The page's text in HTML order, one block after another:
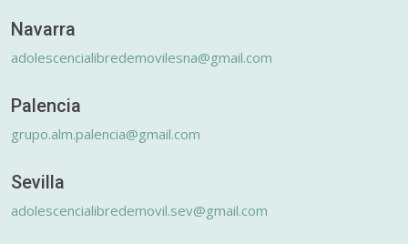
Navarra
adolescencialibredemovilesna@gmail.com
Palencia
grupo.alm.palencia@gmail.com
Sevilla
adolescencialibredemovil.sev@gmail.com